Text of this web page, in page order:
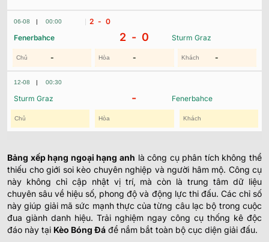
06-08 | 00:00
Fenerbahce 2 - 0 Sturm Graz
- - -
2 - 0
12-08 | 00:30
Sturm Graz - Fenerbahce
Bảng xếp hạng ngoại hạng anh là công cụ phân tích không thể
thiếu cho giới soi kèo chuyên nghiệp và người hâm mộ. Công cụ
này không chỉ cập nhật vị trí, mà còn là trung tâm dữ liệu
chuyên sâu về hiệu số, phong độ và động lực thi đấu. Các chỉ số
này giúp giải mã sức mạnh thực của từng câu lạc bộ trong cuộc
đua giành danh hiệu. Trải nghiệm ngay công cụ thống kê độc
đáo này tại Kèo Bóng Đá để nắm bắt toàn bộ cục diện giải đấu.